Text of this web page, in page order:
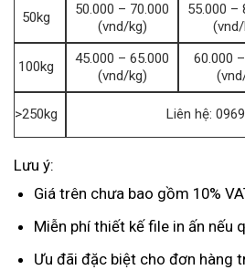
50kg
50.000 – 70.000
(vnd/kg)
55.000 –
100kg
45.000 – 65.000
(vnd/kg)
60.000
>250kg Liên hệ:
Lưu ý:
Giá trên chưa bao gồm 10%
Miễn phí thiết kế file in ấn nếu
Ưu đãi đặc biệt cho đơn hàng